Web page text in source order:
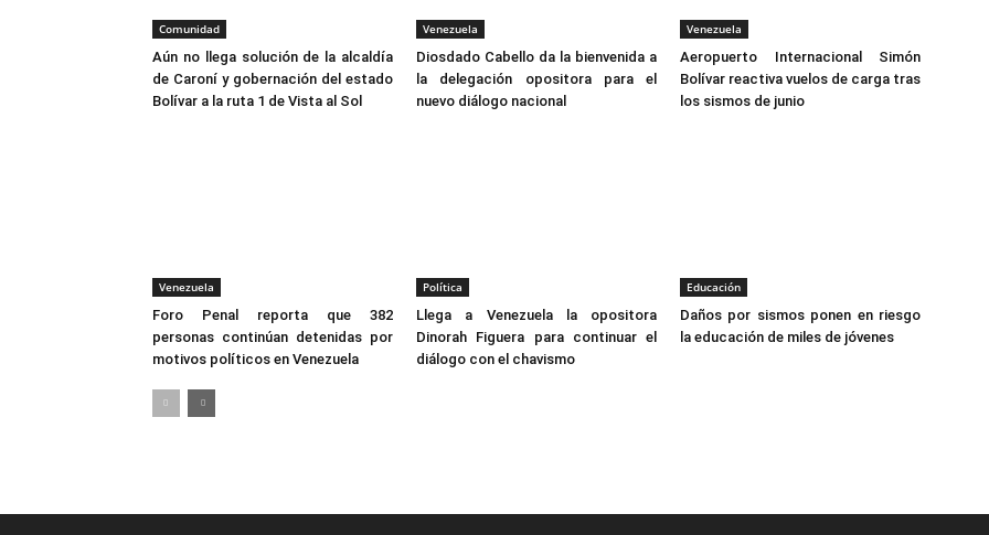
Comunidad
Aún no llega solución de la alcaldía
de Caroní y gobernación del estado
Bolívar a la ruta 1 de Vista al Sol
Venezuela
Diosdado Cabello da la bienvenida a
la delegación opositora para el
nuevo diálogo nacional
Venezuela
Aeropuerto Internacional Simón
Bolívar reactiva vuelos de carga tras
los sismos de junio
Venezuela
Foro Penal reporta que 382
personas continúan detenidas por
motivos políticos en Venezuela
Política
Llega a Venezuela la opositora
Dinorah Figuera para continuar el
diálogo con el chavismo
Educación
Daños por sismos ponen en riesgo
la educación de miles de jóvenes